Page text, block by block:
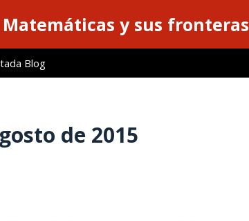
Matemáticas y sus fronteras
Blog
de 2015